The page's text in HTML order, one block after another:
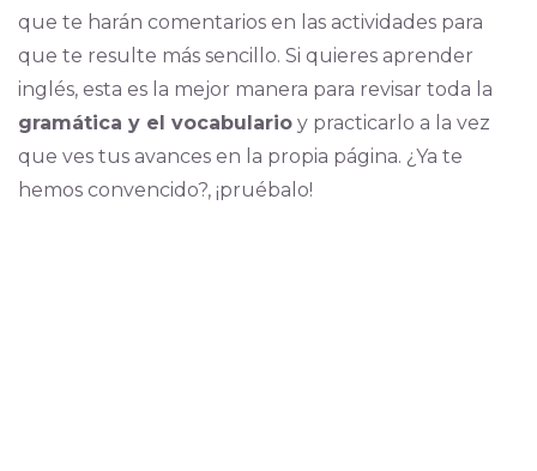
que te harán comentarios en las actividades para
que te resulte más sencillo. Si quieres aprender
inglés, esta es la mejor manera para revisar toda la
gramática y el vocabularioy practicarlo a la vez
que ves tus avances en la propia página. ¿Ya te
hemos convencido?, ¡pruébalo!